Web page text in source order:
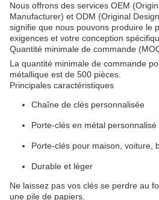
Nous offrons des services OEM
Manufacturer) et ODM (Original
signifie que nous pouvons produire le
exigences et votre conception
Quantité minimale de commande
La quantité minimale de commande
métallique est de 500 pièces.
Principales caractéristiques
Chaîne de clés personnalisée
Porte-clés en métal personnalisé
Porte-clés pour maison, voiture,
Durable et léger
Ne laissez pas vos clés se perdre au
une pile de papiers.